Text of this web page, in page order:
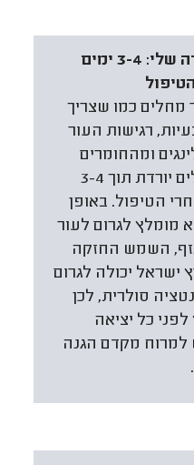
שלי:
3-4 ימים
מחלים כמו שצריך
רגישות העור
ומהחומרים
הפעילים יורדת תוך 3-4
הטיפול. באופן
מומלץ לגרום לעור
השמש החזקה
ישראל יכולה לגרום
סולרית, לכן
כל יציאה
מקדם הגנה